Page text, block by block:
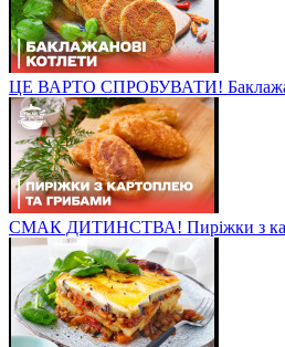
ЦЕ ВАРТО СПРОБУВАТИ!
СМАК ДИТИНСТВА! Пиріжки з